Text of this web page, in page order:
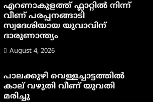
എറണാകുളത്ത് ഫ്ലാറ്റിൽ നിന്ന്
വീണ് പരപ്പനങ്ങാടി
സ്വദേശിയായ യുവാവിന്
ദാരുണാന്ത്യം
August 4, 2026
പാലക്കുഴി വെള്ളച്ചാട്ടത്തില്‍
കാല് വഴുതി വീണ് യുവതി
മരിച്ചു